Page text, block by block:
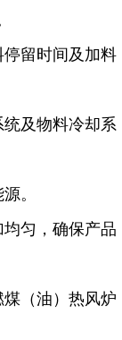
停留时间及加料
统及物料冷却系
。
均匀，确保产品
煤（油）热风炉